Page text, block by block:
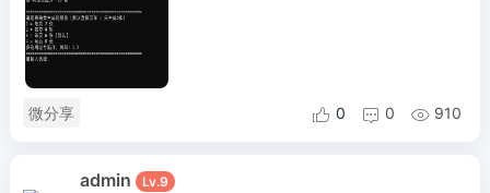
微分享  0  0  910
admin Lv.9